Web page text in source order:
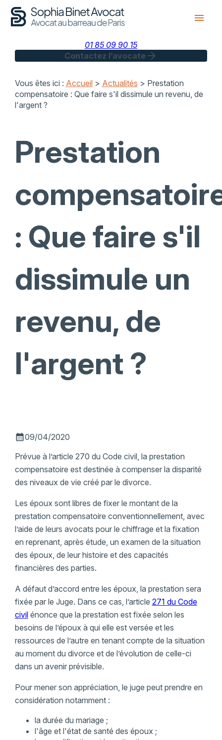
menu
01 85 09 90 15
Contactez l’avocate arrow_forward
Vous êtes ici : Accueil> Actualités > Prestation
compensatoire : Que faire s'il dissimule un revenu, de
l'argent ?
Prestation
: Que faire s'il
dissimule un
revenu, de
l'argent ?
calendar_month09/04/2020
Prévue à l’article 270 du Code civil, la prestation
compensatoire est destinée à compenser la disparité
des niveaux de vie créé par le divorce.
Les époux sont libres de fixer le montant de la
prestation compensatoire conventionnellement, avec
l’aide de leurs avocats pour le chiffrage et la fixation
en reprenant, après étude, un examen de la situation
des époux, de leur histoire et des capacités
financières des parties.
A défaut d’accord entre les époux, la prestation sera
fixée par le Juge. Dans ce cas, l’article 271 du Code
civilénonce que la prestation est fixée selon les
besoins de l’époux à qui elle est versée et les
ressources de l’autre en tenant compte de la situation
au moment du divorce et de l’évolution de celle-ci
dans un avenir prévisible.
Pour mener son appréciation, le juge peut prendre en
considération notamment :
la durée du mariage ;
l'âge et l'état de santé des époux ;
Panneau de gestion des cookies